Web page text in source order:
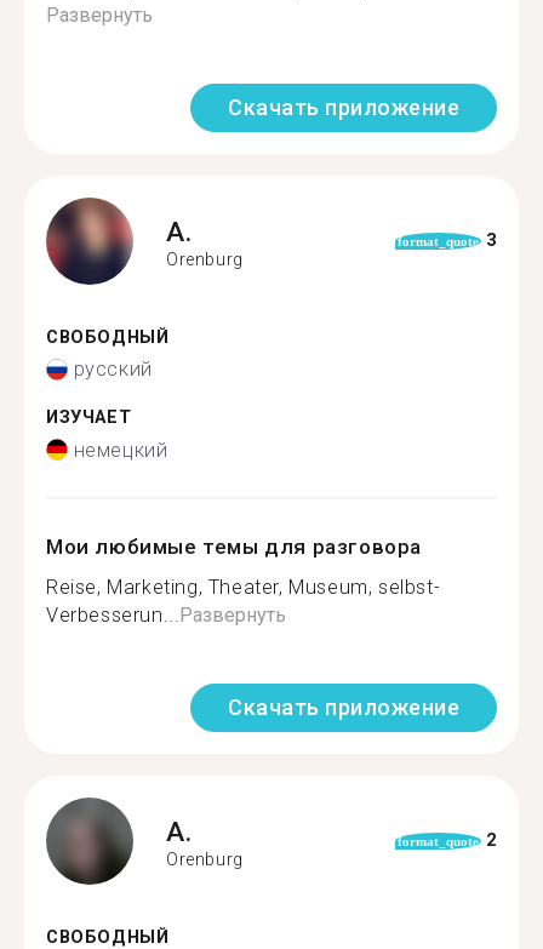
Развернуть
Скачать приложение
A.
Orenburg
format_quote 3
СВОБОДНЫЙ
русский
ИЗУЧАЕТ
немецкий
Мои любимые темы для разговора
Reise, Marketing, Theater, Museum, selbst-
Verbesserun... Развернуть
Скачать приложение
A.
Orenburg
format_quote 2
СВОБОДНЫЙ